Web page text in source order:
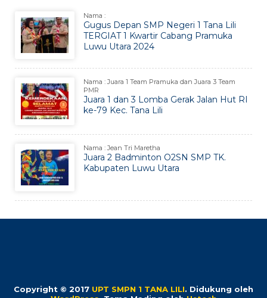
Nama :
Gugus Depan SMP Negeri 1 Tana Lili
TERGIAT 1 Kwartir Cabang Pramuka
Luwu Utara 2024
Nama : Juara 1 Team Pramuka dan Juara 3 Team
PMR
Juara 1 dan 3 Lomba Gerak Jalan Hut RI
ke-79 Kec. Tana Lili
Nama : Jean Tri Maretha
Juara 2 Badminton O2SN SMP TK.
Kabupaten Luwu Utara
Copyright © 2017 UPT SMPN 1 TANA LILI. Didukung oleh